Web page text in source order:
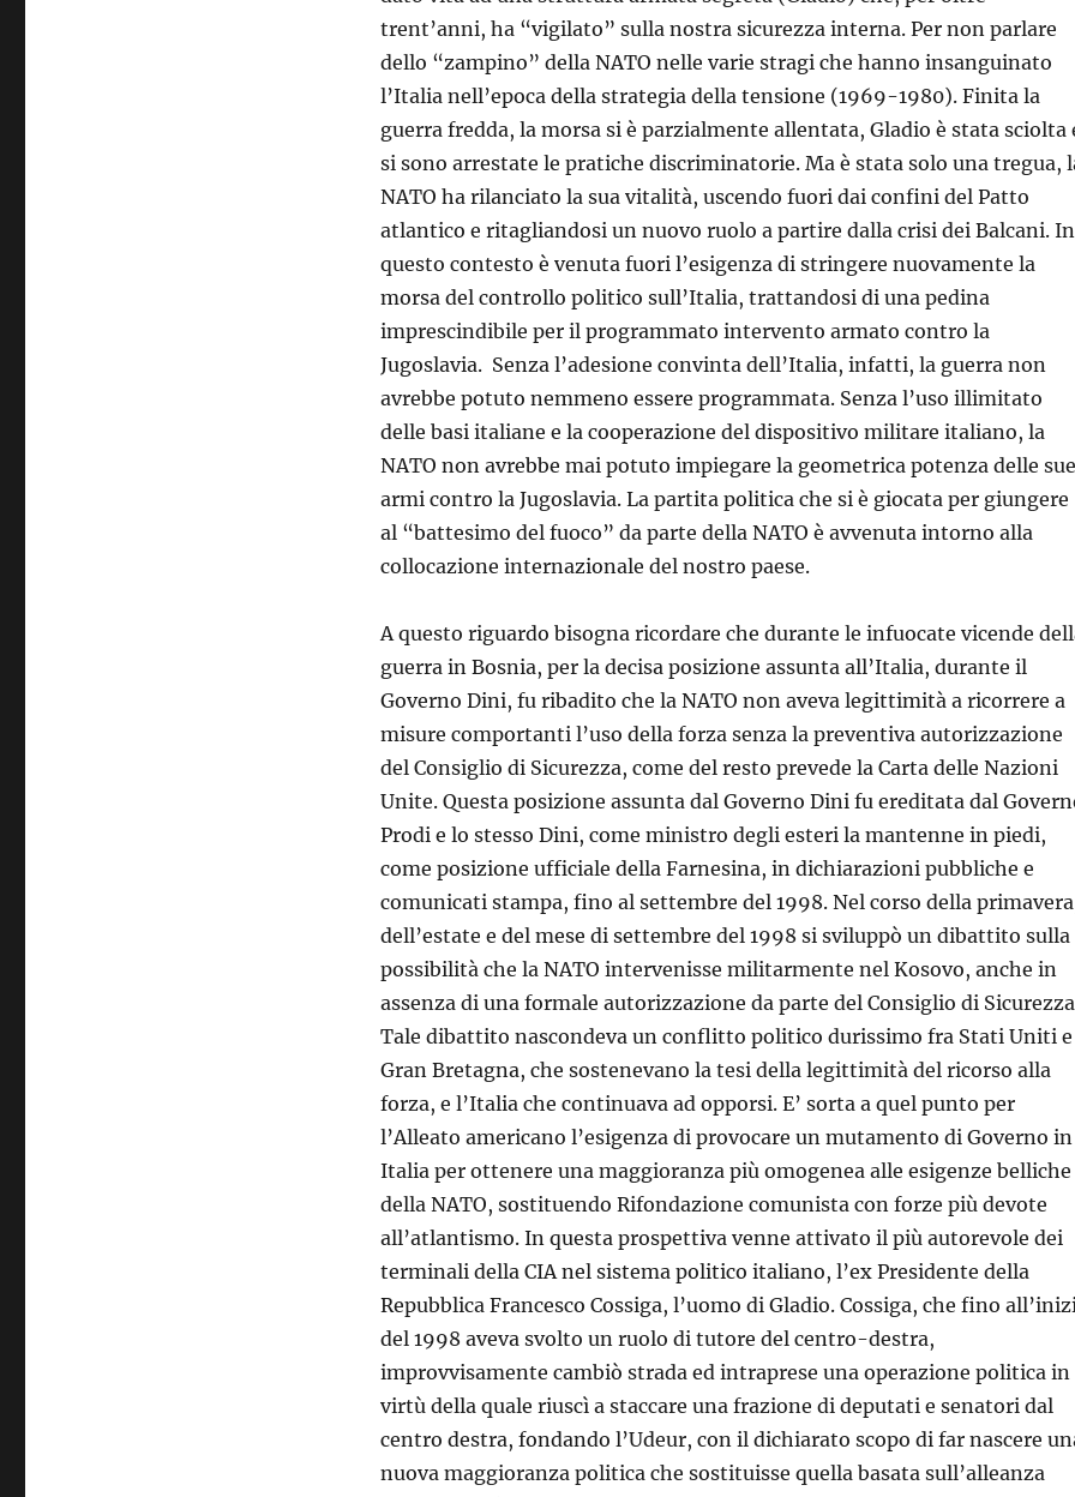
trent’anni, ha “vigilato” sulla nostra sicurezza interna. Per non parlare
dello “zampino” della NATO nelle varie stragi che hanno insanguinato
l’Italia nell’epoca della strategia della tensione (1969-1980). Finita la
guerra fredda, la morsa si è parzialmente allentata, Gladio è stata sciolta
si sono arrestate le pratiche discriminatorie. Ma è stata solo una tregua,
NATO ha rilanciato la sua vitalità, uscendo fuori dai confini del Patto
atlantico e ritagliandosi un nuovo ruolo a partire dalla crisi dei Balcani. In
questo contesto è venuta fuori l’esigenza di stringere nuovamente la
morsa del controllo politico sull’Italia, trattandosi di una pedina
imprescindibile per il programmato intervento armato contro la
Jugoslavia. Senza l’adesione convinta dell’Italia, infatti, la guerra non
avrebbe potuto nemmeno essere programmata. Senza l’uso illimitato
delle basi italiane e la cooperazione del dispositivo militare italiano, la
NATO non avrebbe mai potuto impiegare la geometrica potenza delle sue
armi contro la Jugoslavia. La partita politica che si è giocata per giungere
al “battesimo del fuoco” da parte della NATO è avvenuta intorno alla
collocazione internazionale del nostro paese.
A questo riguardo bisogna ricordare che durante le infuocate vicende
guerra in Bosnia, per la decisa posizione assunta all’Italia, durante il
Governo Dini, fu ribadito che la NATO non aveva legittimità a ricorrere a
misure comportanti l’uso della forza senza la preventiva autorizzazione
del Consiglio di Sicurezza, come del resto prevede la Carta delle Nazioni
Unite. Questa posizione assunta dal Governo Dini fu ereditata dal
Prodi e lo stesso Dini, come ministro degli esteri la mantenne in piedi,
come posizione ufficiale della Farnesina, in dichiarazioni pubbliche e
comunicati stampa, fino al settembre del 1998. Nel corso della
dell’estate e del mese di settembre del 1998 si sviluppò un dibattito sulla
possibilità che la NATO intervenisse militarmente nel Kosovo, anche in
assenza di una formale autorizzazione da parte del Consiglio di
Tale dibattito nascondeva un conflitto politico durissimo fra Stati Uniti e
Gran Bretagna, che sostenevano la tesi della legittimità del ricorso alla
forza, e l’Italia che continuava ad opporsi. E’ sorta a quel punto per
l’Alleato americano l’esigenza di provocare un mutamento di Governo in
Italia per ottenere una maggioranza più omogenea alle esigenze belliche
della NATO, sostituendo Rifondazione comunista con forze più devote
all’atlantismo. In questa prospettiva venne attivato il più autorevole dei
terminali della CIA nel sistema politico italiano, l’ex Presidente della
Repubblica Francesco Cossiga, l’uomo di Gladio. Cossiga, che fino
del 1998 aveva svolto un ruolo di tutore del centro-destra,
improvvisamente cambiò strada ed intraprese una operazione politica in
virtù della quale riuscì a staccare una frazione di deputati e senatori dal
centro destra, fondando l’Udeur, con il dichiarato scopo di far nascere
nuova maggioranza politica che sostituisse quella basata sull’alleanza